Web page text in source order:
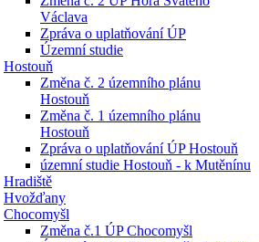
Václava
Zpráva o uplatňování ÚP
Územní studie
Hostouň
Změna č. 2 územního plánu
Hostouň
Změna č. 1 územního plánu
Hostouň
Zpráva o uplatňování ÚP Hostouň
územní studie Hostouň - k Mutěnínu
Hradiště
Hvožďany
Chocomyšl
Změna č.1 ÚP Chocomyšl